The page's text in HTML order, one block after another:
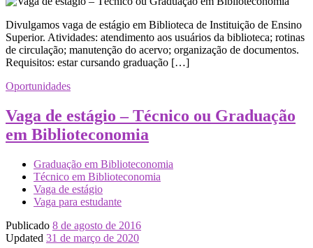
Divulgamos vaga de estágio em Biblioteca de Instituição de Ensino
Superior. Atividades: atendimento aos usuários da biblioteca; rotinas
de circulação; manutenção do acervo; organização de documentos.
Requisitos: estar cursando graduação […]
Oportunidades
Vaga de estágio – Técnico ou Graduação
em Biblioteconomia
Graduação em Biblioteconomia
Técnico em Biblioteconomia
Vaga de estágio
Vaga para estudante
Publicado 8 de agosto de 2016
Updated 31 de março de 2020